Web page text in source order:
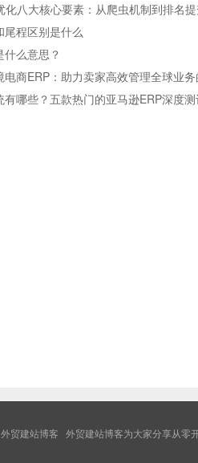
化八大核心要素：从爬虫机制到排名
尾程区别是什么
么意思？
电商ERP：助力卖家高效管理全球业
有哪些？五款热门的亚马逊ERP深度
外贸建站博客 外贸建站博客为大家分享从零